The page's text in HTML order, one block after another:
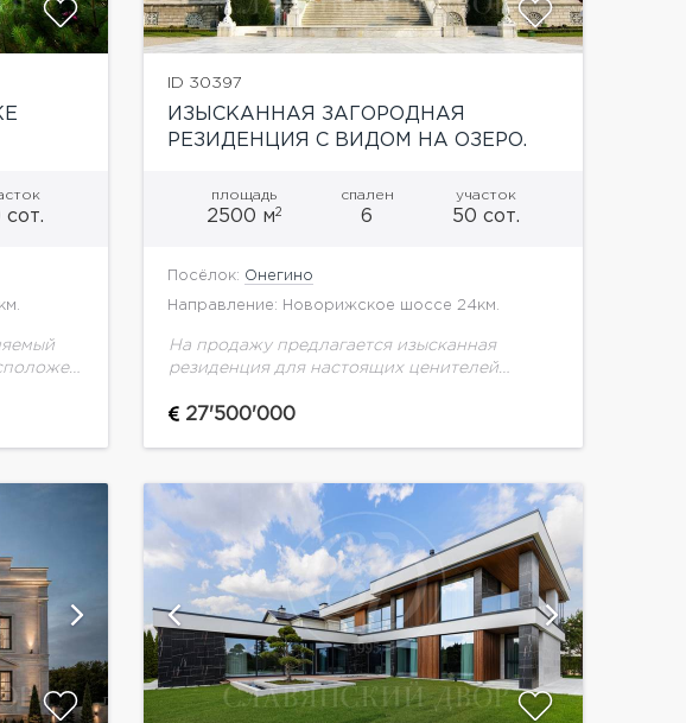
сот.
ID 30397
ИЗЫСКАННАЯ ЗАГОРОДНАЯ
РЕЗИДЕНЦИЯ С ВИДОМ НА ОЗЕРО.
площадь
2500 м2
спален
6
участок
50 сот.
Посёлок: Онегино
Направление: Новорижское шоссе 24км.
На продажу предлагается изысканная
резиденция для настоящих ценителей
просторном участке 50 соток с
с бассейном,...
27'500'000